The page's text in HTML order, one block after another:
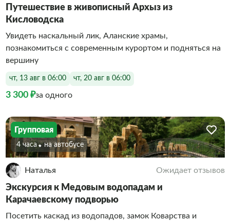
Путешествие в живописный Архыз из
Кисловодска
Увидеть наскальный лик, Аланские храмы,
познакомиться с современным курортом и подняться на
вершину
чт, 13 авг в 06:00 чт, 20 авг в 06:00
3 300 ₽за одного
Групповая
4 часа На автобусе
Наталья Ожидает отзывов
Экскурсия к Медовым водопадам и
Карачаевскому подворью
Посетить каскад из водопадов, замок Коварства и